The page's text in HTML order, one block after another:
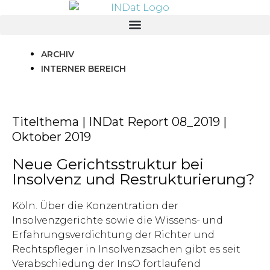
ARCHIV
INTERNER BEREICH
Titelthema | INDat Report 08_2019 |
Oktober 2019
Neue Gerichtsstruktur bei
Insolvenz und Restrukturierung?
Köln. Über die Konzentration der
Insolvenzgerichte sowie die Wissens- und
Erfahrungsverdichtung der Richter und
Rechtspfleger in Insolvenzsachen gibt es seit
Verabschiedung der InsO fortlaufend